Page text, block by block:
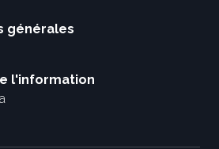
générales
l'information